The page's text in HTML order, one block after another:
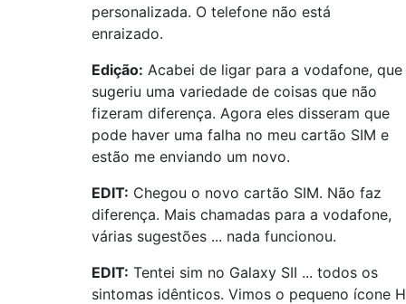
personalizada. O telefone não está
enraizado.
Edição: Acabei de ligar para a vodafone, que
sugeriu uma variedade de coisas que não
fizeram diferença. Agora eles disseram que
pode haver uma falha no meu cartão SIM e
estão me enviando um novo.
EDIT: Chegou o novo cartão SIM. Não faz
diferença. Mais chamadas para a vodafone,
várias sugestões ... nada funcionou.
EDIT: Tentei sim no Galaxy SII ... todos os
sintomas idênticos. Vimos o pequeno ícone H